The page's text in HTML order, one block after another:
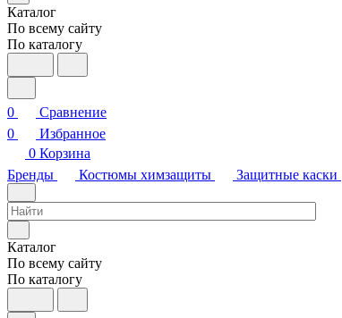
Каталог
По всему сайту
По каталогу
0
Сравнение
0
Избранное
0 Корзина
Бренды
Костюмы химзащиты Защитные каски
Каталог
По всему сайту
По каталогу